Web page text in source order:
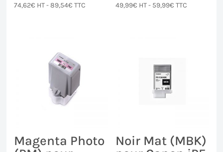
74,62€ HT -89,54€ TTC 49,99€ HT - 59,99€ TTC
Magenta Photo
Noir Mat (MBK)